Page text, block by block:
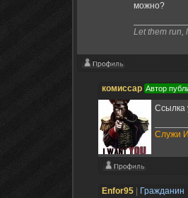
можно?
Let them run,
комиссар Автор
Ссылка
Служи
Enfor95 Гражданин